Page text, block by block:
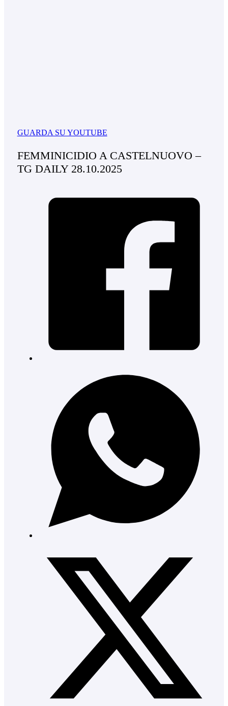
GUARDA SU YOUTUBE
FEMMINICIDIO A CASTELNUOVO –
TG DAILY 28.10.2025